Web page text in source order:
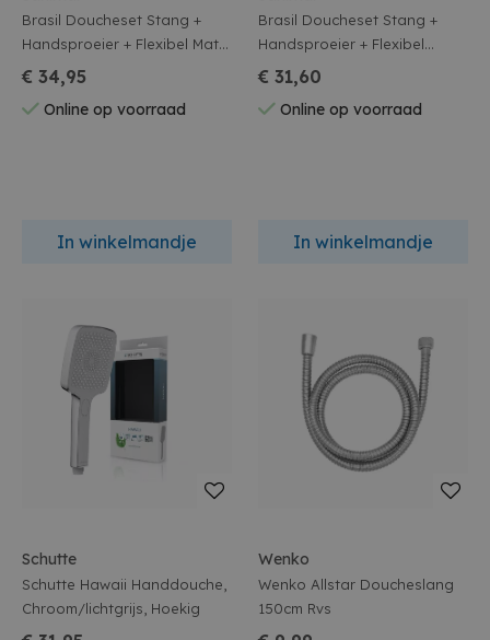
Brasil Doucheset Stang +
Handsproeier + Flexibel Mat
Zwart
€ 34,95
Online op voorraad
In winkelmandje
Brasil Doucheset Stang +
Handsproeier + Flexibel
Chroom
€ 31,60
Online op voorraad
In winkelmandje
Schutte
Schutte Hawaii Handdouche,
Chroom/lichtgrijs, Hoekig
Wenko
Wenko Allstar Doucheslang
150cm Rvs